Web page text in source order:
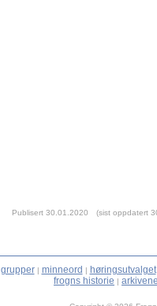
Publisert 30.01.2020 (sist oppdatert
grupper| minneord | høringsutvalget
frogns historie | arkivene